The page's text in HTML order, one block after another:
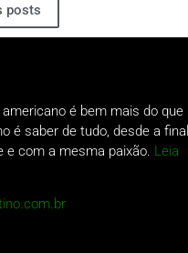
posts
é bem mais do que
é saber de tudo, desde a final
e com a mesma paixão. Leia